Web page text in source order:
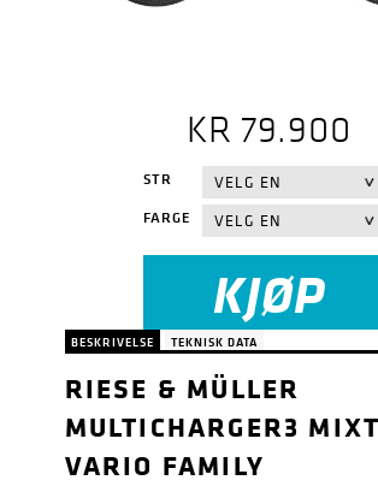
KR 79.900
STR
FARGE
KJØP
BESKRIVELSE TEKNISK DATA
RIESE & MÜLLER
MULTICHARGER3
VARIO FAMILY